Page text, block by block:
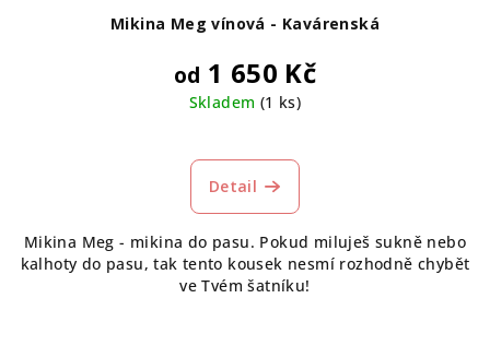
Mikina Meg vínová - Kavárenská
od 1 650 Kč
Skladem (1 ks)
hodnocení
produktu
z
5
hvězdiček.
Detail
Mikina Meg - mikina do pasu. Pokud miluješ sukně nebo
kalhoty do pasu, tak tento kousek nesmí rozhodně chybět
ve Tvém šatníku!